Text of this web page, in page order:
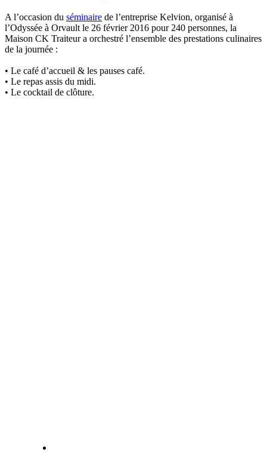
A l’occasion du séminaire de l’entreprise Kelvion, organisé à
l’Odyssée à Orvault le 26 février 2016 pour 240 personnes, la
Maison CK Traiteur a orchestré l’ensemble des prestations culinaires
de la journée :
• Le café d’accueil & les pauses café.
• Le repas assis du midi.
• Le cocktail de clôture.